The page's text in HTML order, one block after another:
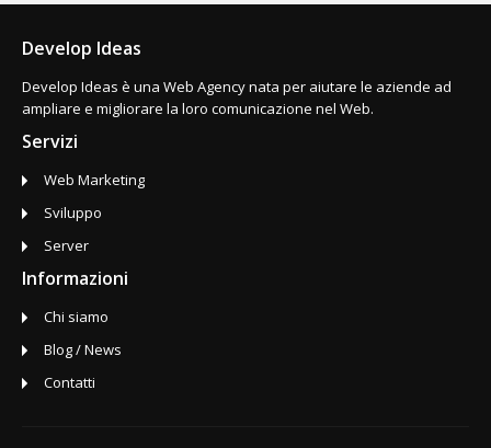
Develop Ideas
Develop Ideas è una Web Agency nata per aiutare le aziende ad
ampliare e migliorare la loro comunicazione nel Web.
Servizi
Web Marketing
Sviluppo
Server
Informazioni
Chi siamo
Blog / News
Contatti